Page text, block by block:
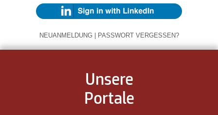
NEUANMELDUNG | PASSWORT VERGESSEN?
Unsere
Portale